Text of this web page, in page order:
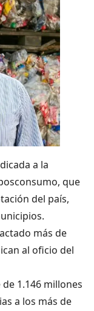
a la
que
del país,
más de
al oficio del
de 1.146 millones
a los más de